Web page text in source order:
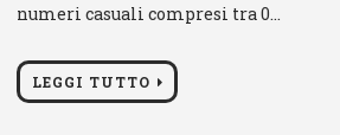
numeri casuali compresi tra 0…
LEGGI TUTTO